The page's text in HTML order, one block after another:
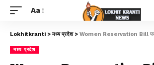
Aa
Lokhitkranti >मध्य प्रदेश> Women Reservation Bill पर गरमाएगी बहस, मध्य प्रदेश
मध्य प्रदेश